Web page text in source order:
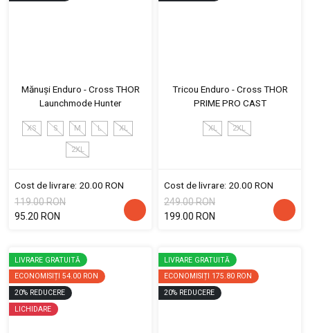
Mănuși Enduro - Cross THOR
Launchmode Hunter
XS S M L XL
2XL
Cost de livrare: 20.00 RON
119.00 RON
95.20 RON
Tricou Enduro - Cross THOR
PRIME PRO CAST
XL 2XL
Cost de livrare: 20.00 RON
249.00 RON
199.00 RON
LIVRARE GRATUITĂ
ECONOMISIȚI 54.00 RON
20% REDUCERE
LICHIDARE
LIVRARE GRATUITĂ
ECONOMISIȚI 175.80 RON
20% REDUCERE